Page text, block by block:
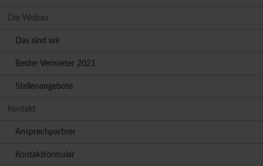
Die Wobau
Das sind wir
Bester Vermieter 2021
Stellenangebote
Kontakt
Ansprechpartner
Kontaktformular